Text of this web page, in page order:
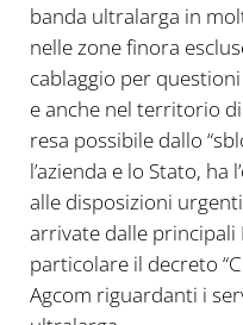
banda ultralarga in
nelle zone finora
cablaggio per
e anche nel territorio di
resa possibile dallo
l’azienda e lo Stato,
alle disposizioni
arrivate dalle
particolare il decreto
Agcom riguardanti i